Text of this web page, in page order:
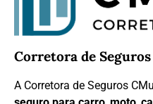
Corretora de Seguros
A Corretora de Seguros